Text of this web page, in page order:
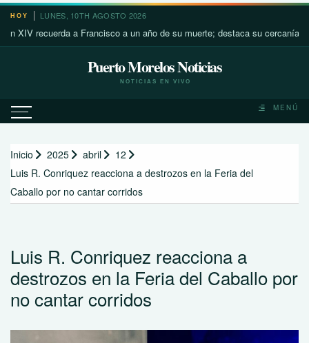
Saltar
contenido
HOY LUNES, 10TH AGOSTO 2026
recuerda a Francisco a un año de su muerte; destaca su cercanía con los
Puerto Morelos Noticias
NOTICIAS EN VIVO
MENÚ
Inicio 2025 abril
12
Luis R. Conriquez reacciona a destrozos en la Feria del
Caballo por no cantar corridos
Luis R. Conriquez reacciona a
destrozos en la Feria del Caballo por
no cantar corridos